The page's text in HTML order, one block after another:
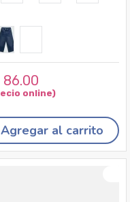
86.00
Agregar al carrito